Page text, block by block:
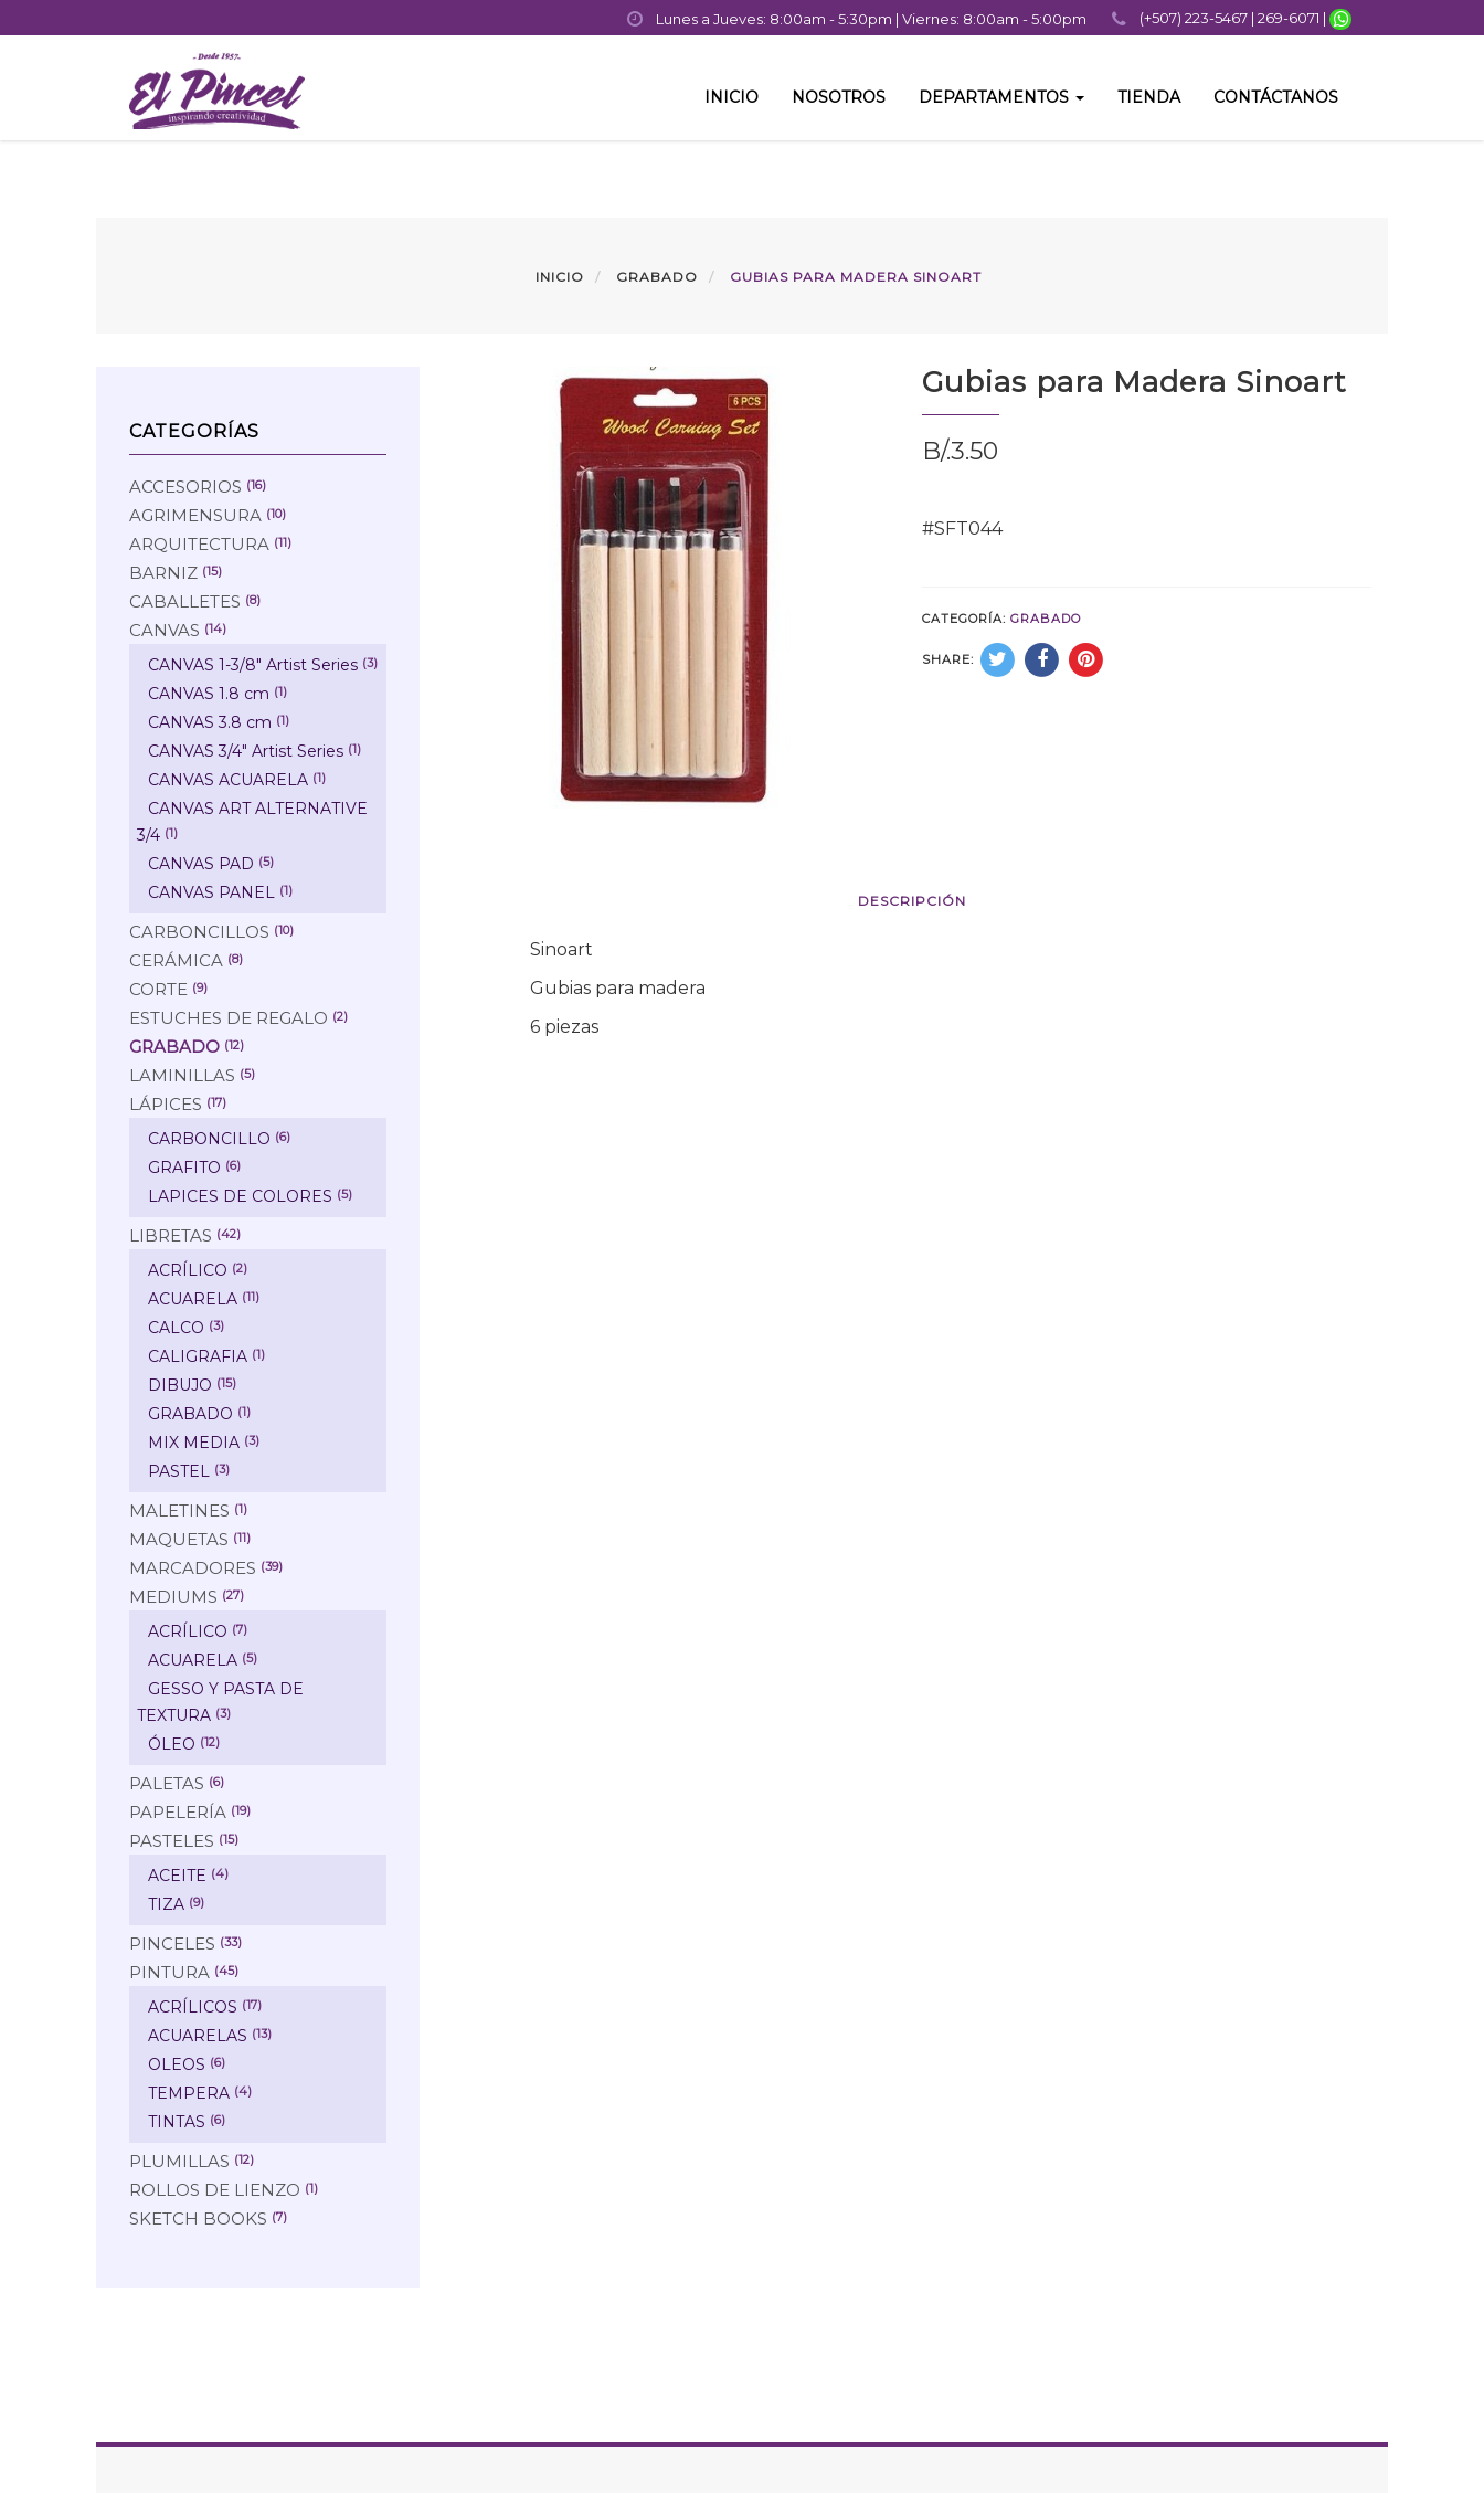
to
Lunes a Jueves: 8:00am - 5:30pm | Viernes: 8:00am - 5:00pm (+507) 223-5467 | 269-6071 |
INICIO NOSOTROS DEPARTAMENTOS TIENDA CONTÁCTANOS
INICIO GRABADO GUBIAS PARA MADERA SINOART
Gubias para Madera Sinoart
B/.3.50
#SFT044
CATEGORÍA:GRABADO
SHARE:
DESCRIPCIÓN
Sinoart
Gubias para madera
6 piezas
CATEGORÍAS
ACCESORIOS (16)
AGRIMENSURA (10)
ARQUITECTURA (11)
BARNIZ (15)
CABALLETES (8)
CANVAS (14)
CANVAS 1-3/8" Artist Series (3)
CANVAS 1.8 cm (1)
CANVAS 3.8 cm (1)
CANVAS 3/4" Artist Series (1)
CANVAS ACUARELA (1)
CANVAS ART ALTERNATIVE
3/4 (1)
CANVAS PAD (5)
CANVAS PANEL (1)
CARBONCILLOS (10)
CERÁMICA (8)
CORTE (9)
ESTUCHES DE REGALO (2)
GRABADO (12)
LAMINILLAS (5)
LÁPICES (17)
CARBONCILLO (6)
GRAFITO (6)
LAPICES DE COLORES (5)
LIBRETAS (42)
ACRÍLICO (2)
ACUARELA (11)
CALCO (3)
CALIGRAFIA (1)
DIBUJO (15)
GRABADO (1)
MIX MEDIA (3)
PASTEL (3)
MALETINES (1)
MAQUETAS (11)
MARCADORES (39)
MEDIUMS (27)
ACRÍLICO (7)
ACUARELA (5)
GESSO Y PASTA DE
TEXTURA (3)
ÓLEO (12)
PALETAS (6)
PAPELERÍA (19)
PASTELES (15)
ACEITE (4)
TIZA (9)
PINCELES (33)
PINTURA (45)
ACRÍLICOS (17)
ACUARELAS (13)
OLEOS (6)
TEMPERA (4)
TINTAS (6)
PLUMILLAS (12)
ROLLOS DE LIENZO (1)
SKETCH BOOKS (7)